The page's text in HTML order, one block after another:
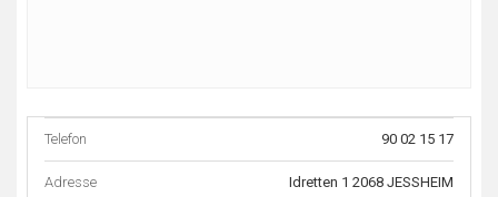
Telefon 90 02 15 17
Adresse Idretten 1 2068 JESSHEIM